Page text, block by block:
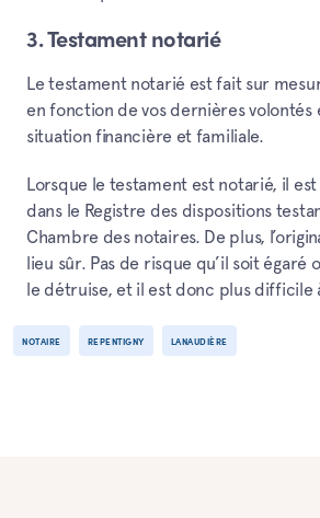
3. Testament notarié
Le testament notarié est fait sur
en fonction de vos dernières volontés
situation financière et familiale.
Lorsque le testament est notarié, il
dans le Registre des dispositions
Chambre des notaires. De plus,
lieu sûr. Pas de risque qu’il soit égaré
le détruise, et il est donc plus difficile
NOTAIRE REPENTIGNY LANAUDIÈRE